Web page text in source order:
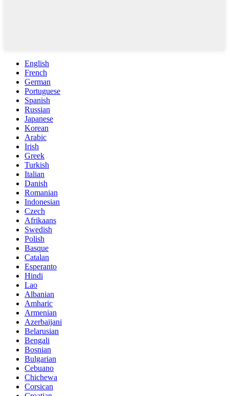
English
French
German
Portuguese
Spanish
Russian
Japanese
Korean
Arabic
Irish
Greek
Turkish
Italian
Danish
Romanian
Indonesian
Czech
Afrikaans
Swedish
Polish
Basque
Catalan
Esperanto
Hindi
Lao
Albanian
Amharic
Armenian
Azerbaijani
Belarusian
Bengali
Bosnian
Bulgarian
Cebuano
Chichewa
Corsican